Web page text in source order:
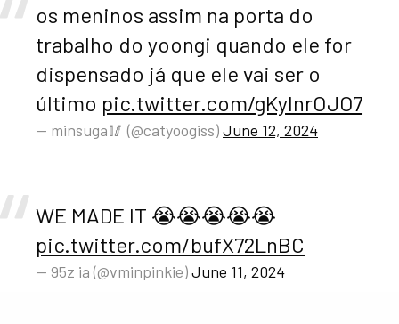
os meninos assim na porta do
trabalho do yoongi quando ele for
dispensado já que ele vai ser o
último pic.twitter.com/gKylnrOJO7
— minsuga🥢 (@catyoogiss)June 12, 2024
WE MADE IT 😭😭😭😭😭
pic.twitter.com/bufX72LnBC
— 95z ia (@vminpinkie)June 11, 2024